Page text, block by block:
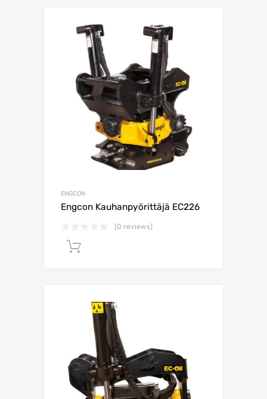
ENGCON
Engcon Kauhanpyörittäjä EC226
(0 reviews)